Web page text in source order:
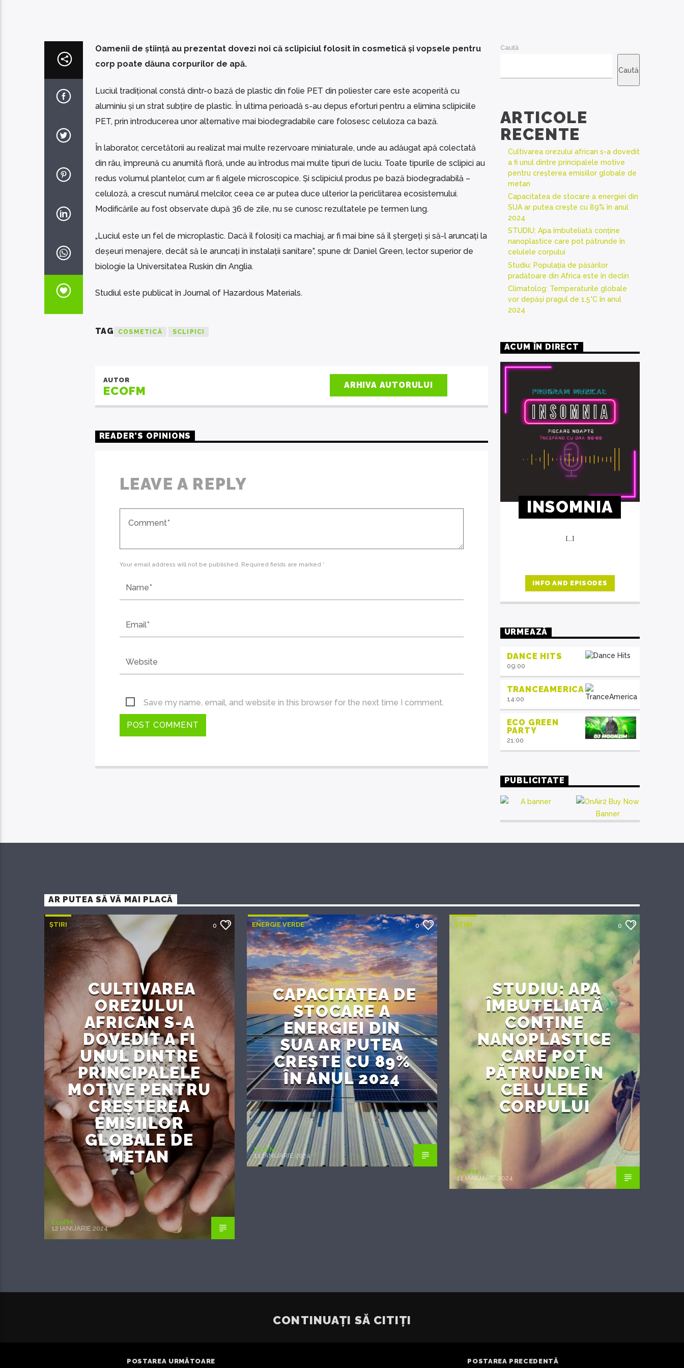
Oamenii de știință au prezentat dovezi noi că sclipiciul folosit în cosmetică și vopsele pentru
corp poate dăuna corpurilor de apă.
Luciul tradițional constă dintr-o bază de plastic din folie PET din poliester care este acoperită cu
aluminiu și un strat subțire de plastic. În ultima perioadă s-au depus eforturi pentru a elimina sclipiciile
PET, prin introducerea unor alternative mai biodegradabile care folosesc celuloza ca bază.
În laborator, cercetătorii au realizat mai multe rezervoare miniaturale, unde au adăugat apă colectată
din râu, împreună cu anumită floră, unde au întrodus mai multe tipuri de luciu. Toate tipurile de sclipici au
redus volumul plantelor, cum ar fi algele microscopice. Și sclipiciul produs pe bază biodegradabilă –
celuloză, a crescut numărul melcilor, ceea ce ar putea duce ulterior la periclitarea ecosistemului.
Modificările au fost observate după 36 de zile, nu se cunosc rezultatele pe termen lung.
„Luciul este un fel de microplastic. Dacă îl folosiți ca machiaj, ar fi mai bine să îl ștergeți și să-l aruncați la
deșeuri menajere, decât să le aruncați în instalații sanitare”, spune dr. Daniel Green, lector superior de
biologie la Universitatea Ruskin din Anglia.
Studiul este publicat în Journal of Hazardous Materials.
TAG COSMETICĂ SCLIPICI
AUTOR
ECOFM ARHIVA AUTORULUI
READER'S OPINIONS
LEAVE A REPLY
Your email address will not be published. Required fields are marked *
Save my name, email, and website in this browser for the next time I comment.
Caută
Caută
ARTICOLE
RECENTE
Cultivarea orezului african s-a dovedit
a fi unul dintre principalele motive
pentru creșterea emisiilor globale de
metan
Capacitatea de stocare a energiei din
SUA ar putea crește cu 89% în anul
2024
STUDIU: Apa îmbuteliată conține
nanoplastice care pot pătrunde în
celulele corpului
Studiu: Populația de păsărilor
pradătoare din Africa este în declin
Climatolog: Temperaturile globale
vor depăși pragul de 1,5°C în anul
2024
ACUM ÎN DIRECT
INSOMNIA
[...]
INFO AND EPISODES
URMEAZĂ
DANCE HITS
09:00
TRANCEAMERICA
14:00
ECO GREEN
PARTY
21:00
PUBLICITATE
AR PUTEA SĂ VĂ MAI PLACĂ
ȘTIRI 0
CULTIVAREA
OREZULUI
AFRICAN S-A
DOVEDIT A FI
UNUL DINTRE
PRINCIPALELE
MOTIVE PENTRU
CREȘTEREA
EMISIILOR
GLOBALE DE
METAN
EcoFM
12 IANUARIE 2024
ENERGIE VERDE 0
CAPACITATEA DE
STOCARE A
ENERGIEI DIN
SUA AR PUTEA
CREȘTE CU 89%
ÎN ANUL 2024
EcoFM
11 IANUARIE 2024
ȘTIRI 0
STUDIU: APA
ÎMBUTELIATĂ
CONȚINE
NANOPLASTICE
CARE POT
PĂTRUNDE ÎN
CELULELE
CORPULUI
EcoFM
11 IANUARIE 2024
CONTINUAȚI SĂ CITIȚI
POSTAREA URMĂTOARE POSTAREA PRECEDENTĂ